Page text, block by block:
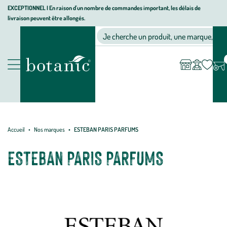
Aller
Aller
au
Aller
au
page
EXCEPTIONNEL I En raison d'un nombre de commandes important, les délais de
livraison peuvent être allongés.
Nos
animalerie,
décoration,
botanic®
Je cherche un produit, une marque, un
compte
Accueil Nos marques ESTEBAN PARIS PARFUMS
ESTEBAN PARIS PARFUMS